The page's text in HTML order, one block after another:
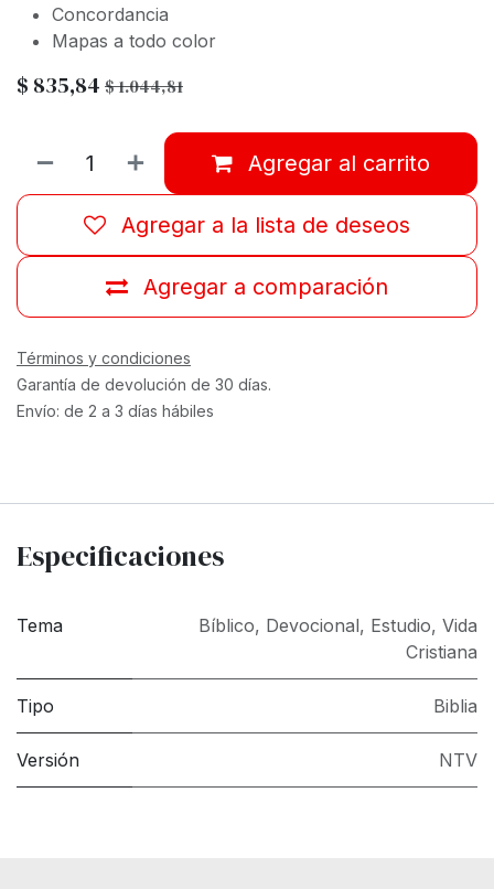
Concordancia
Mapas a todo color
$ 835,84 $1.044,81
Agregar al carrito
Agregar a comparación
Agregar a la lista de deseos
Términos y condiciones
Garantía de devolución de 30 días.
Envío: de 2 a 3 días hábiles
Especificaciones
Tema Bíblico, Devocional, Estudio, Vida
Cristiana
Tipo Biblia
Versión NTV